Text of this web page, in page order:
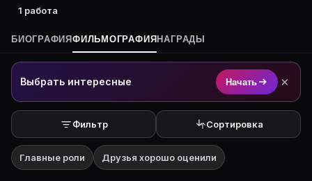
1 работа
БИОГРАФИЯФИЛЬМОГРАФИЯ НАГРАДЫ
Выбрать интересные Начать ×
Фильтр Сортировка
Главные роли Друзья хорошо оценили